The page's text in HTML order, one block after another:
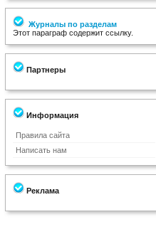
Журналы по разделам
Этот параграф содержит ссылку.
Партнеры
Информация
Правила сайта
Написать нам
Реклама